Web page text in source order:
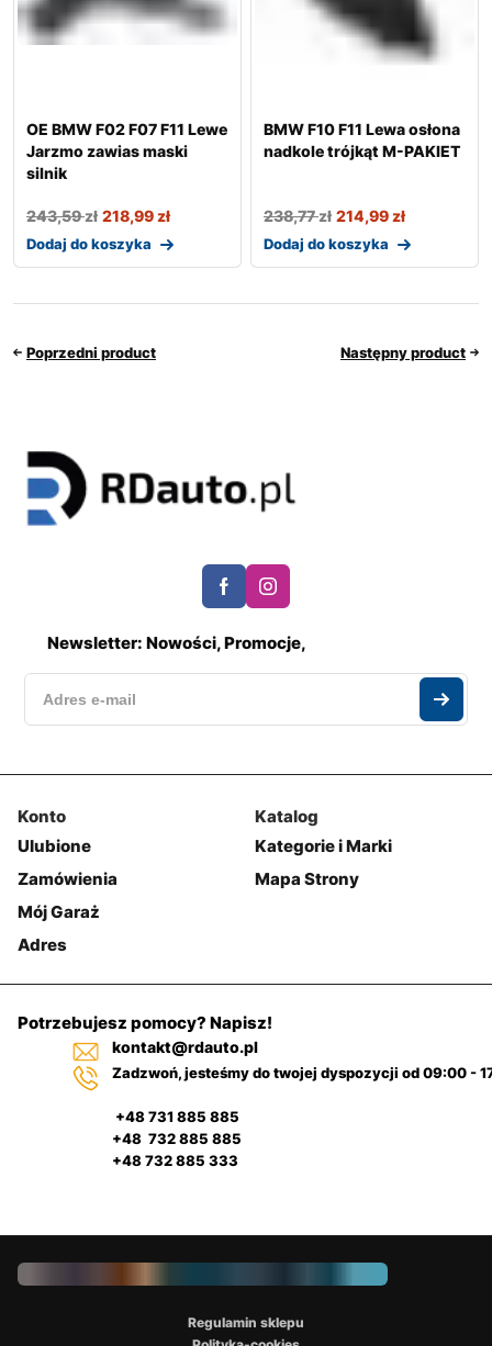
OE BMW F02 F07 F11 Lewe
Jarzmo zawias maski
silnik
243,59zł 218,99zł
Dodaj do koszyka
BMW F10 F11 Lewa osłona
nadkole trójkąt M-PAKIET
238,77zł 214,99zł
Dodaj do koszyka
Poprzedni product Następny product
Newsletter: Nowości, Promocje,
Konto
Ulubione
Zamówienia
Mój Garaż
Adres
Katalog
Kategorie i Marki
Mapa Strony
Potrzebujesz pomocy? Napisz!
kontakt@rdauto.pl
Zadzwoń, jesteśmy do twojej dyspozycji od 09:00 -
+48 731 885 885
+48 732 885 885
+48 732 885 333
Regulamin sklepu